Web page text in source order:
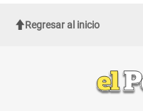
Regresar al inicio